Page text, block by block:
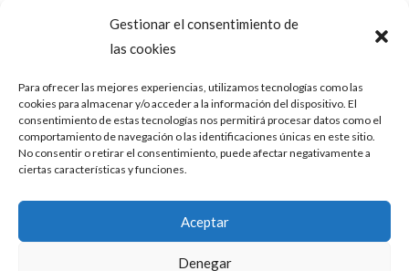
Gestionar el consentimiento de
las cookies
Para ofrecer las mejores experiencias, utilizamos tecnologías como las
cookies para almacenar y/o acceder a la información del dispositivo. El
consentimiento de estas tecnologías nos permitirá procesar datos como el
comportamiento de navegación o las identificaciones únicas en este sitio.
No consentir o retirar el consentimiento, puede afectar negativamente a
ciertas características y funciones.
Aceptar
Denegar
LEGAL
AVISO LEGAL
POLÍTICA DE PRIVACIDAD